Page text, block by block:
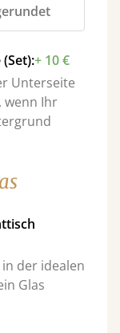
+ 10 €
Unterseite
wenn Ihr
der idealen
Glas